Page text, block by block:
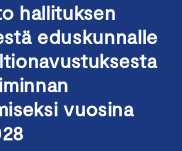
hallituksen
eduskunnalle
vuosina